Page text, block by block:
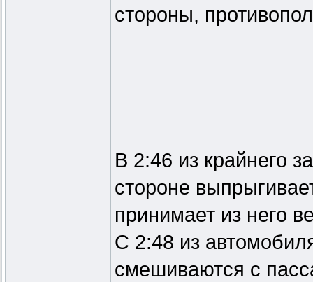
стороны,
В 2:46 из крайнего
стороне
принимает из него
С 2:48 из
смешиваются с